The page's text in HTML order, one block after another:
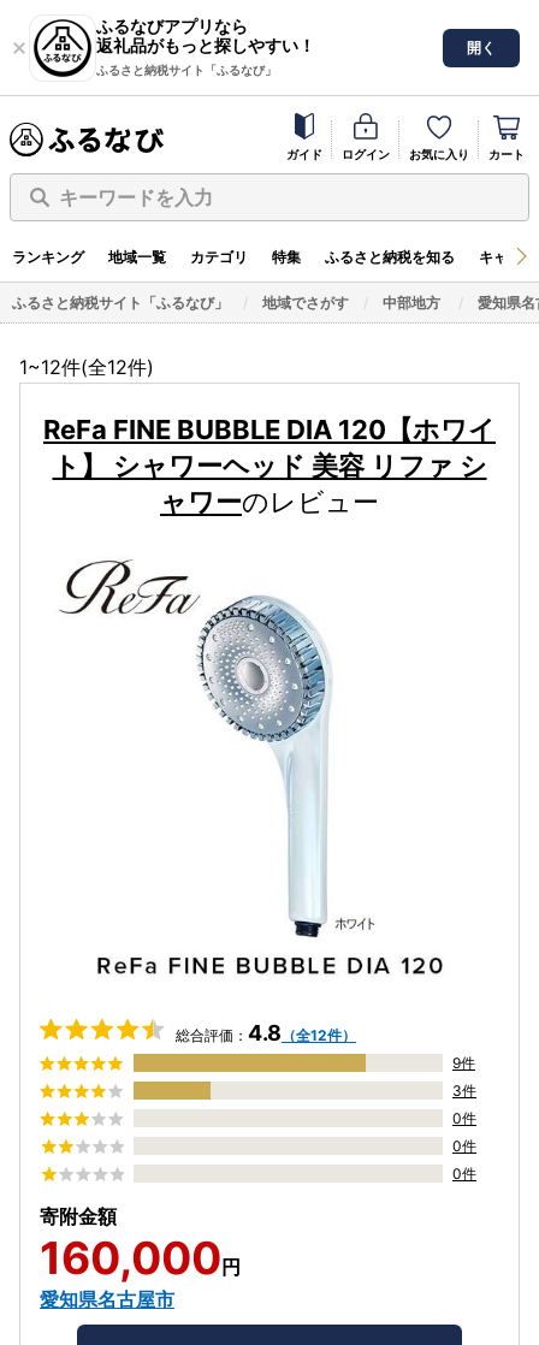
ふるなびアプリなら
返礼品がもっと探しやすい！
ふるさと納税サイト「ふるなび」
開く
ガイド ログイン お気に入り カート
キーワードを入力
ランキング 地域一覧 カテゴリ 特集 ふるさと納税を知る キャン
ふるさと納税サイト「ふるなび」 地域でさがす 中部地方 愛知県名
1~12件(全12件)
ReFa FINE BUBBLE DIA 120【ホワイ
ト】 シャワーヘッド 美容 リファ シ
ャワーのレビュー
総合評価： 4.8 （全12件）
9件
3件
0件
0件
0件
寄附金額
160,000 円
愛知県名古屋市